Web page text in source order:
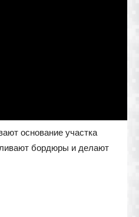
основание участка
бордюры и делают